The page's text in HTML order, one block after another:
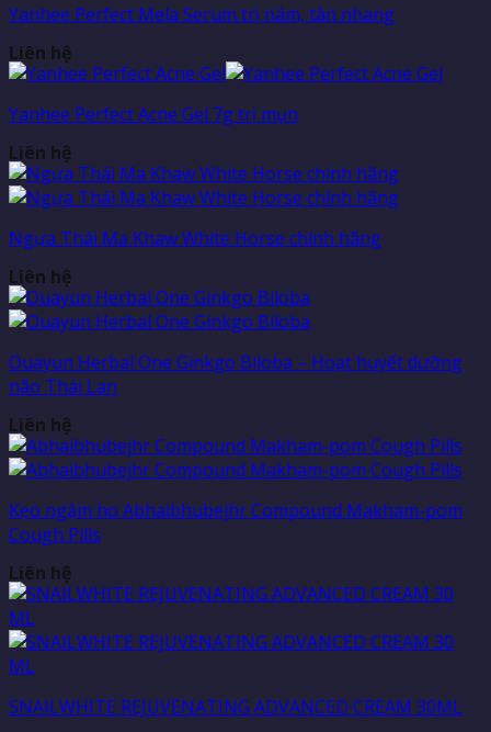
Yanhee Perfect Mela Serum trị nám, tàn nhang
Liên hệ
Yanhee Perfect Acne Gel 7g trị mụn
Liên hệ
Ngựa Thái Ma Khaw White Horse chính hãng
Liên hệ
Ouayun Herbal One Ginkgo Biloba – Hoạt huyết dưỡng
não Thái Lan
Liên hệ
Kẹo ngậm ho Abhaibhubejhr Compound Makham-pom
Cough Pills
Liên hệ
SNAILWHITE REJUVENATING ADVANCED CREAM 30ML